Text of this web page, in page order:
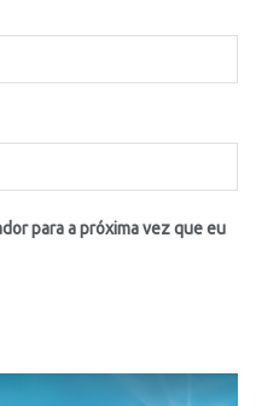
para a próxima vez que eu